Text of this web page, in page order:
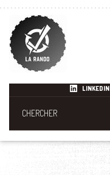
LINKEDIN